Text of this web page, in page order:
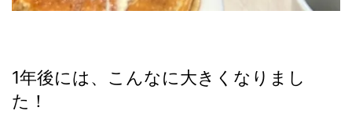
1年後には、こんなに大きくなりまし
た！